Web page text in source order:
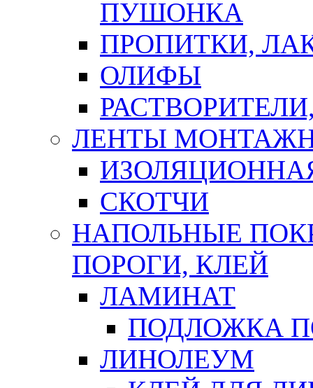
ПУШОНКА
ПРОПИТКИ,
ОЛИФЫ
ЛЕНТЫ
СКОТЧИ
НАПОЛЬНЫЕ
ПОРОГИ, КЛЕЙ
ЛАМИНАТ
ПОДЛОЖКА
ЛИНОЛЕУМ